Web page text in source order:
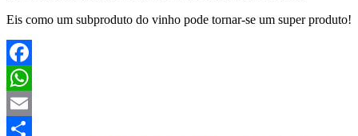
Eis como um subproduto do vinho pode tornar-se um super produto!
Facebook
WhatsApp
Email